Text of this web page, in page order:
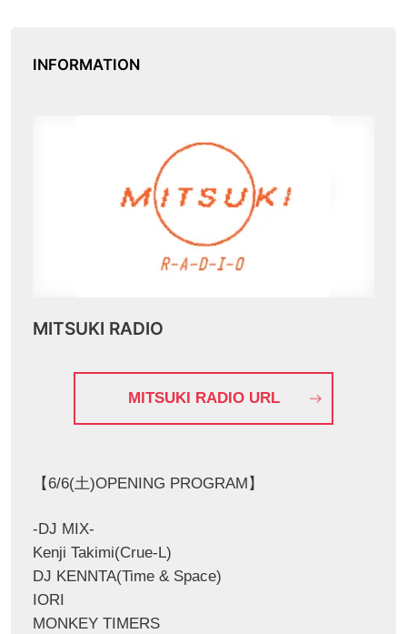
INFORMATION
MITSUKI RADIO
MITSUKI RADIO URL
【6/6(土)OPENING PROGRAM】
-DJ MIX-
Kenji Takimi(Crue-L)
DJ KENNTA(Time & Space)
IORI
MONKEY TIMERS